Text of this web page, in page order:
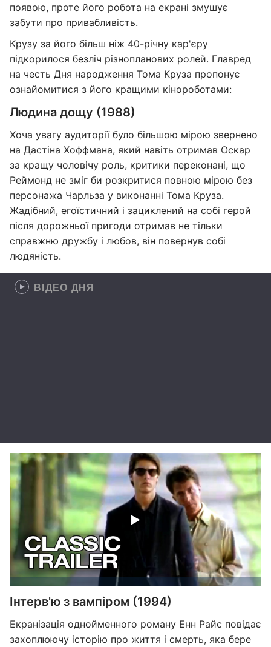
появою, проте його робота на екрані змушує
забути про привабливість.
Крузу за його більш ніж 40-річну кар'єру
підкорилося безліч різнопланових ролей. Главред
на честь Дня народження Тома Круза пропонує
ознайомитися з його кращими кінороботами:
Людина дощу (1988)
Хоча увагу аудиторії було більшою мірою звернено
на Дастіна Хоффмана, який навіть отримав Оскар
за кращу чоловічу роль, критики переконані, що
Реймонд не зміг би розкритися повною мірою без
персонажа Чарльза у виконанні Тома Круза.
Жадібний, егоїстичний і зациклений на собі герой
після дорожньої пригоди отримав не тільки
справжню дружбу і любов, він повернув собі
людяність.
ВІДЕО ДНЯ
Інтерв'ю з вампіром (1994)
Екранізація однойменного роману Енн Райс повідає
захоплюючу історію про життя і смерть, яка бере